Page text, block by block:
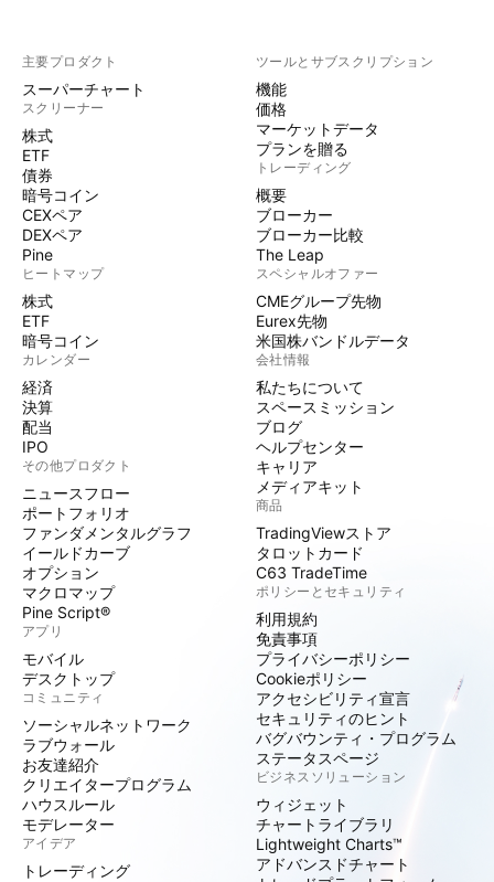
主要プロダクト
スーパーチャート
スクリーナー
株式
ETF
債券
暗号コイン
CEXペア
DEXペア
Pine
ヒートマップ
株式
ETF
暗号コイン
カレンダー
経済
決算
配当
IPO
その他プロダクト
ニュースフロー
ポートフォリオ
ファンダメンタルグラフ
イールドカーブ
オプション
マクロマップ
Pine Script®
アプリ
モバイル
デスクトップ
コミュニティ
ソーシャルネットワーク
ラブウォール
お友達紹介
クリエイタープログラム
ハウスルール
モデレーター
アイデア
トレーディング
ツールとサブスクリプション
機能
価格
マーケットデータ
プランを贈る
トレーディング
概要
ブローカー
ブローカー比較
The Leap
スペシャルオファー
CMEグループ先物
Eurex先物
米国株バンドルデータ
会社情報
私たちについて
スペースミッション
ブログ
ヘルプセンター
キャリア
メディアキット
商品
TradingViewストア
タロットカード
C63 TradeTime
ポリシーとセキュリティ
利用規約
免責事項
プライバシーポリシー
Cookieポリシー
アクセシビリティ宣言
セキュリティのヒント
バグバウンティ・プログラム
ステータスページ
ビジネスソリューション
ウィジェット
チャートライブラリ
Lightweight Charts™
アドバンスドチャート